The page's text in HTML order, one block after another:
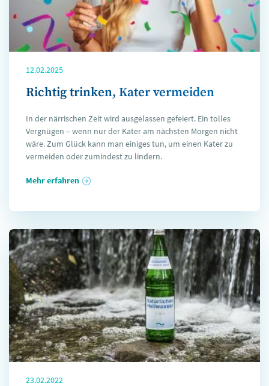
12.02.2025
Richtig trinken, Kater vermeiden
In der närrischen Zeit wird ausgelassen gefeiert. Ein tolles
Vergnügen – wenn nur der Kater am nächsten Morgen nicht
wäre. Zum Glück kann man einiges tun, um einen Kater zu
vermeiden oder zumindest zu lindern.
Mehr erfahren
23.02.2022